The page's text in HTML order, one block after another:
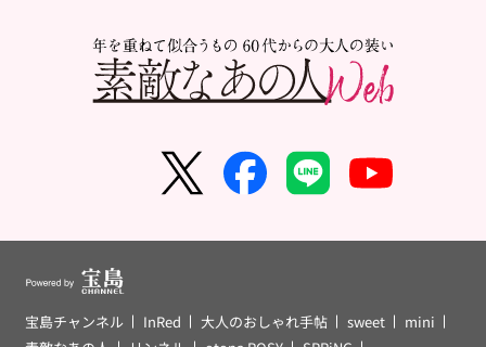
宝島チャンネル InRed 大人のおしゃれ手帖 sweet
mini